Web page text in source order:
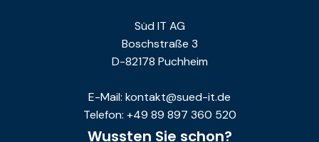
Süd IT AG
Boschstraße 3
D-82178 Puchheim
E-Mail: kontakt@sued-it.de
Telefon: +49 89 897 360 520
Wussten Sie schon?